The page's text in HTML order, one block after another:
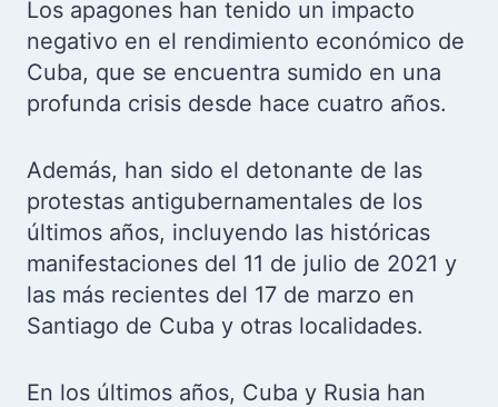
Los apagones han tenido un impacto
negativo en el rendimiento económico de
Cuba, que se encuentra sumido en una
profunda crisis desde hace cuatro años.
Además, han sido el detonante de las
protestas antigubernamentales de los
últimos años, incluyendo las históricas
manifestaciones del 11 de julio de 2021 y
las más recientes del 17 de marzo en
Santiago de Cuba y otras localidades.
En los últimos años, Cuba y Rusia han